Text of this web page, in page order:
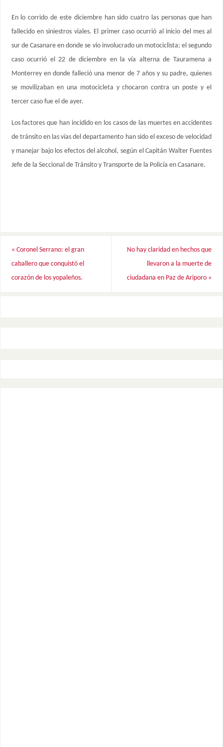
En lo corrido de este diciembre han sido cuatro las personas que han
fallecido en siniestros viales. El primer caso ocurrió al inicio del mes al
sur de Casanare en donde se vio involucrado un motociclista; el segundo
caso ocurrió el 22 de diciembre en la vía alterna de Tauramena a
Monterrey en donde falleció una menor de 7 años y su padre, quienes
se movilizaban en una motocicleta y chocaron contra un poste y el
tercer caso fue el de ayer.
Los factores que han incidido en los casos de las muertes en accidentes
de tránsito en las vías del departamento han sido el exceso de velocidad
y manejar bajo los efectos del alcohol, según el Capitán Walter Fuentes
Jefe de la Seccional de Tránsito y Transporte de la Policía en Casanare.
« Coronel Serrano: el gran
caballero que conquistó el
corazón de los yopaleños.
No hay claridad en hechos que
llevaron a la muerte de
ciudadana en Paz de Ariporo »